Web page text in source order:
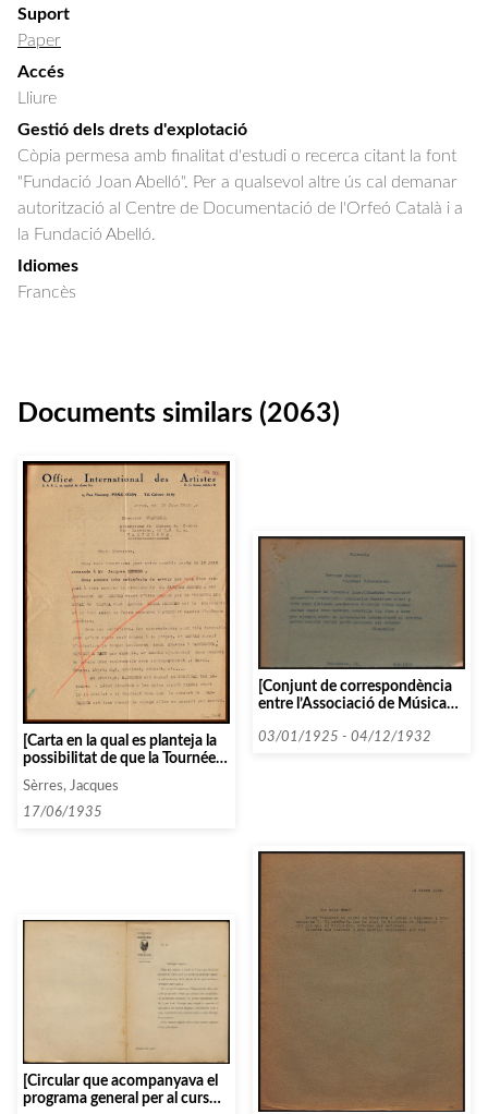
Suport
Paper
Accés
Lliure
Gestió dels drets d'explotació
Còpia permesa amb finalitat d'estudi o recerca citant la font
"Fundació Joan Abelló". Per a qualsevol altre ús cal demanar
autorització al Centre de Documentació de l'Orfeó Català i a
la Fundació Abelló.
Idiomes
Francès
Documents similars (2063)
[Carta en la qual es planteja la
possibilitat de que la Tournée
de Serres passi per Tarragona]
Sèrres, Jacques
17/06/1935
[Conjunt de correspondència
entre l’Associació de Música
Filharmónica de Valencia]
03/01/1925 - 04/12/1932
[Circular que acompanyava el
programa general per al curs